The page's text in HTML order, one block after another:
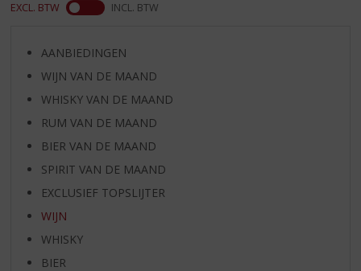
EXCL. BTW INCL. BTW
AANBIEDINGEN
WIJN VAN DE MAAND
WHISKY VAN DE MAAND
RUM VAN DE MAAND
BIER VAN DE MAAND
SPIRIT VAN DE MAAND
EXCLUSIEF TOPSLIJTER
WIJN
WHISKY
BIER